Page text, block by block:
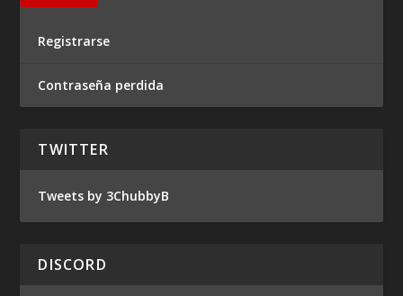
Registrarse
Contraseña perdida
TWITTER
Tweets by 3ChubbyB
DISCORD